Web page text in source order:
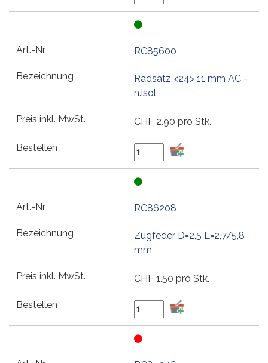
RC85600
Radsatz <24> 11 mm AC -
n.isol
CHF 2.90 pro Stk.
RC86208
Zugfeder D=2,5 L=2,7/5,8
mm
CHF 1.50 pro Stk.